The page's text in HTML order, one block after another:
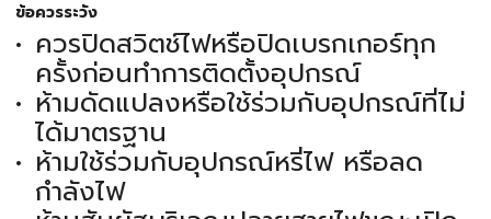
ข้อควรระวัง
ควรปิดสวิตช์ไฟหรือปิดเบรกเกอร์ทุก
ครั้งก่อนทำการติดตั้งอุปกรณ์
ห้ามดัดแปลงหรือใช้ร่วมกับอุปกรณ์ที่ไม่
ได้มาตรฐาน
ห้ามใช้ร่วมกับอุปกรณ์หรี่ไฟ หรือลด
กำลังไฟ